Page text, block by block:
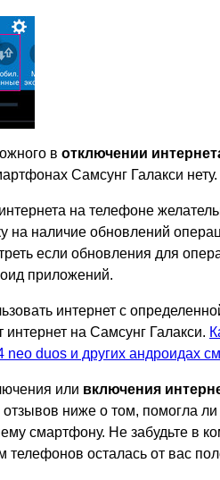
в отключении
Самсунг Галакси нету.
на телефоне
на наличие обновлений
если обновления для
приложений.
интернет с
интернет на Самсунг Галакси.
neo duos и других андроидах
или включения
ниже о том, помогла
смартфону. Не забудьте в
телефонов осталась от вас